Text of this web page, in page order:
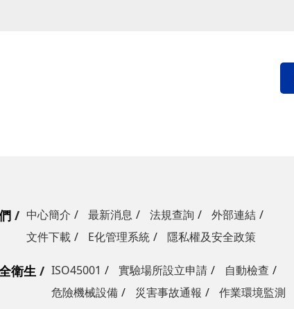
中心簡介 最新消息 法規查詢
外部連結
文件下載
E化管理系統 隱私權及安全政策
衛生 ISO45001 實驗場所設立申請
自動檢查
危險機械設備
災害事故通報 作業環境監測